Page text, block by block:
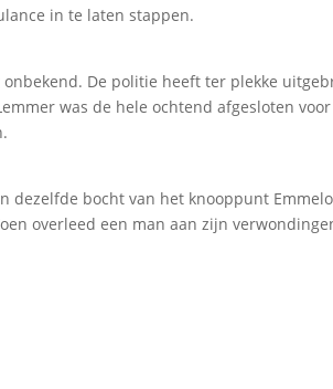
in te laten stappen.
De politie heeft ter plekke
was de hele ochtend afgesloten
dezelfde bocht van het knooppunt
overleed een man aan zijn